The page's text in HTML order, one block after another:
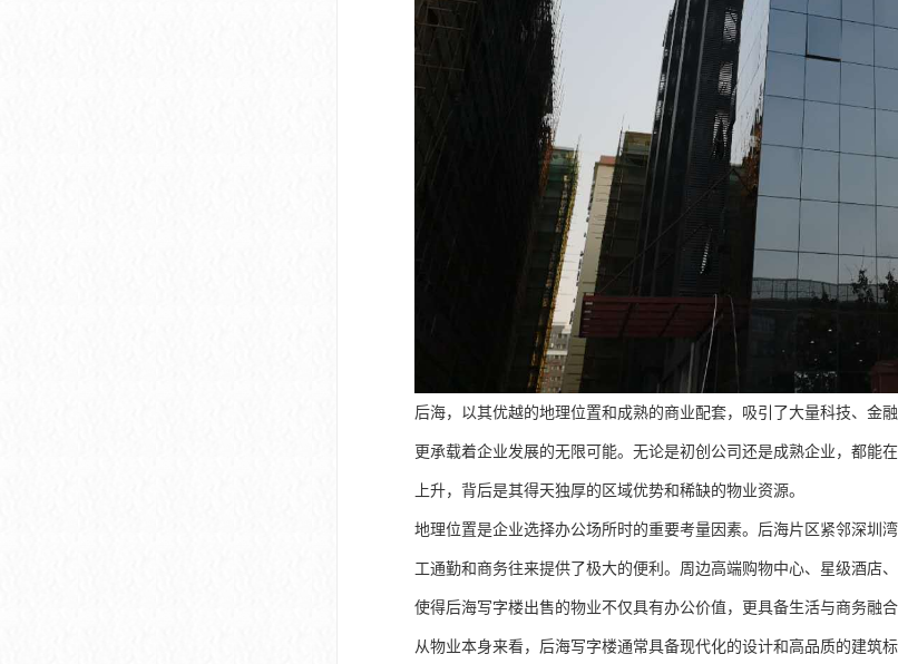
后海，以其优越的地理位置和成熟的商业配套，吸引了大量科技、金
更承载着企业发展的无限可能。无论是初创公司还是成熟企业，都能
上升，背后是其得天独厚的区域优势和稀缺的物业资源。
地理位置是企业选择办公场所时的重要考量因素。后海片区紧邻深圳
工通勤和商务往来提供了极大的便利。周边高端购物中心、星级酒店
使得后海写字楼出售的物业不仅具有办公价值，更具备生活与商务融合
从物业本身来看，后海写字楼通常具备现代化的设计和高品质的建筑